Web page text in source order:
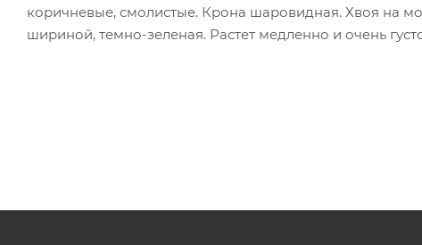
коричневые, смолистые. Крона шаровидная. Хвоя на
шириной, темно-зеленая. Растет медленно и очень